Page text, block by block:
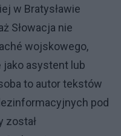
w Bratysławie
Słowacja nie
wojskowego,
jako asystent lub
to autor tekstów
pod
został